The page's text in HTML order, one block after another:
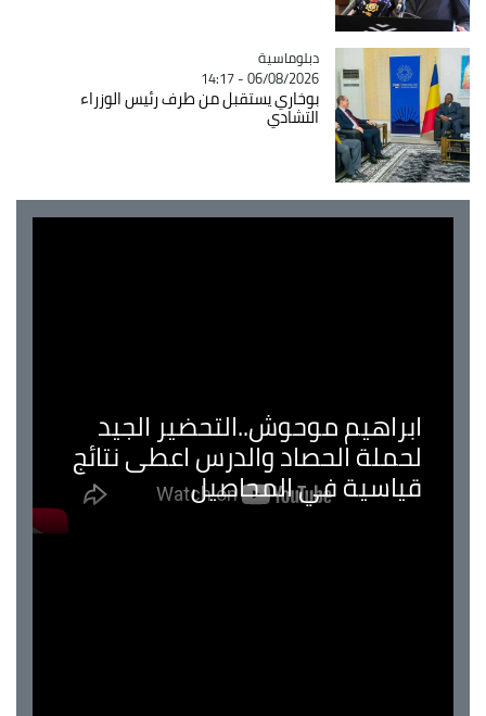
Catégorie
دبلوماسية
06/08/2026 - 14:17
بوخاري يستقبل من طرف رئيس الوزراء
التشادي
ابراهيم موحوش..التحضير الجيد
لحملة الحصاد والدرس اعطى نتائج
قياسية في المحاصيل